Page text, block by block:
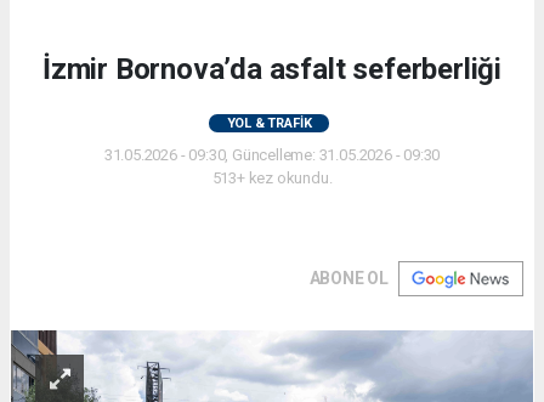
İzmir Bornova’da asfalt seferberliği
YOL & TRAFİK
31.05.2026 - 09:30, Güncelleme: 31.05.2026 - 09:30
513+ kez okundu.
ABONE OL